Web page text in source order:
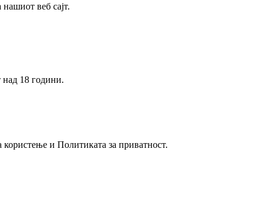
веб сајт.
над 18 години.
користење и Политиката за приватност.